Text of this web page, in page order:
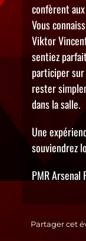
confèrent
Vous
Viktor
sentiez
participer
rester
dans la salle.
Une
souviendrez
PMR
Partager cet